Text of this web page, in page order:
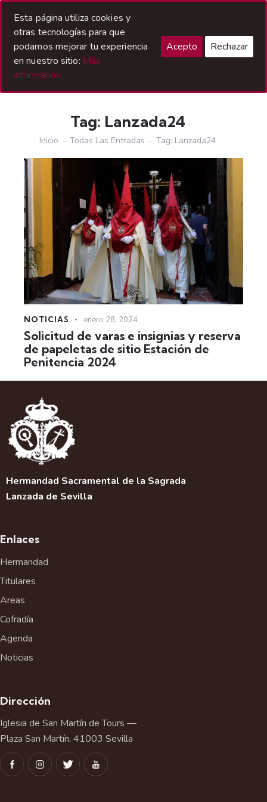
Tag: Lanzada24
Inicio Todas Las Entradas Tag: Lanzada24
NOTICIAS enero 28, 2024
Solicitud de varas e insignias y reserva
de papeletas de sitio Estación de
Penitencia 2024
Hermandad Sacramental de la Sagrada
Lanzada de Sevilla
Enlaces
Hermandad
Titulares
Areas
Cofradía
Agenda
Noticias
Dirección
Iglesia de San Martín de Tours —
Plaza San Martín, 41003 Sevilla
Esta página utiliza cookies y
otras tecnologías para que
podamos mejorar tu experiencia
en nuestro sitio: Más
información.
Acepto Rechazar